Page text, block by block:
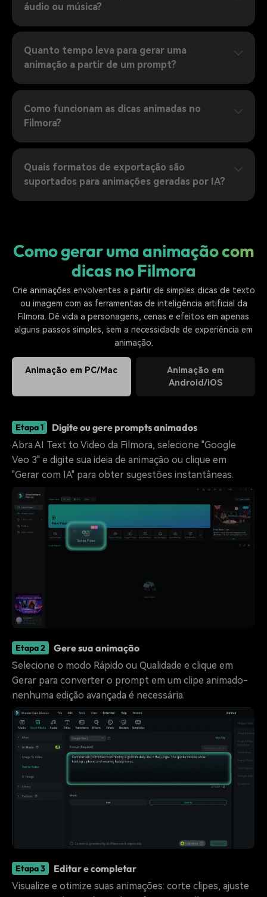
áudio ou música?
Quanto tempo leva para gerar uma
animação a partir de um prompt?
Como funcionam as dicas animadas no
Filmora?
Quais formatos de exportação são
suportados para animações geradas por IA?
Como gerar uma animação com
dicas no Filmora
Crie animações envolventes a partir de simples dicas de texto
ou imagem com as ferramentas de inteligência artificial da
Filmora. Dê vida a personagens, cenas e efeitos em apenas
alguns passos simples, sem a necessidade de experiência em
animação.
Animação em PC/Mac
Animação em
Android/iOS
Etapa 1 Digite ou gere prompts animados
Abra AI Text to Video da Filmora, selecione "Google
Veo 3" e digite sua ideia de animação ou clique em
"Gerar com IA" para obter sugestões instantâneas.
Etapa 2 Gere sua animação
Selecione o modo Rápido ou Qualidade e clique em
Gerar para converter o prompt em um clipe animado-
nenhuma edição avançada é necessária.
Etapa 3 Editar e completar
Visualize e otimize suas animações: corte clipes, ajuste